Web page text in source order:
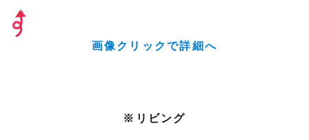
画像クリックで詳細へ
※リビング